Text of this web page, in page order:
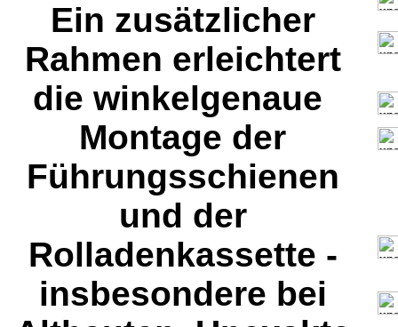
Ein zusätzlicher
Rahmen erleichtert
die winkelgenaue
Montage der
Führungsschienen
und der
Rolladenkassette -
insbesondere bei